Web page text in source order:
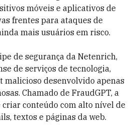
móveis e aplicativos de
frentes para ataques de
mais usuários em risco.
de segurança da Netenrich,
de serviços de tecnologia,
malicioso desenvolvido apenas
Chamado de FraudGPT, a
conteúdo com alto nível de
textos e páginas da web.